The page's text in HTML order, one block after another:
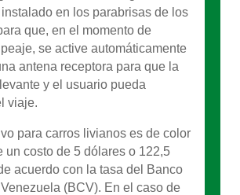
en los parabrisas de los
que, en el momento de
se active automáticamente
antena receptora para que la
y el usuario pueda
viaje.
para carros livianos es de color
un costo de 5 dólares o 122,5
acuerdo con la tasa del Banco
(BCV). En el caso de